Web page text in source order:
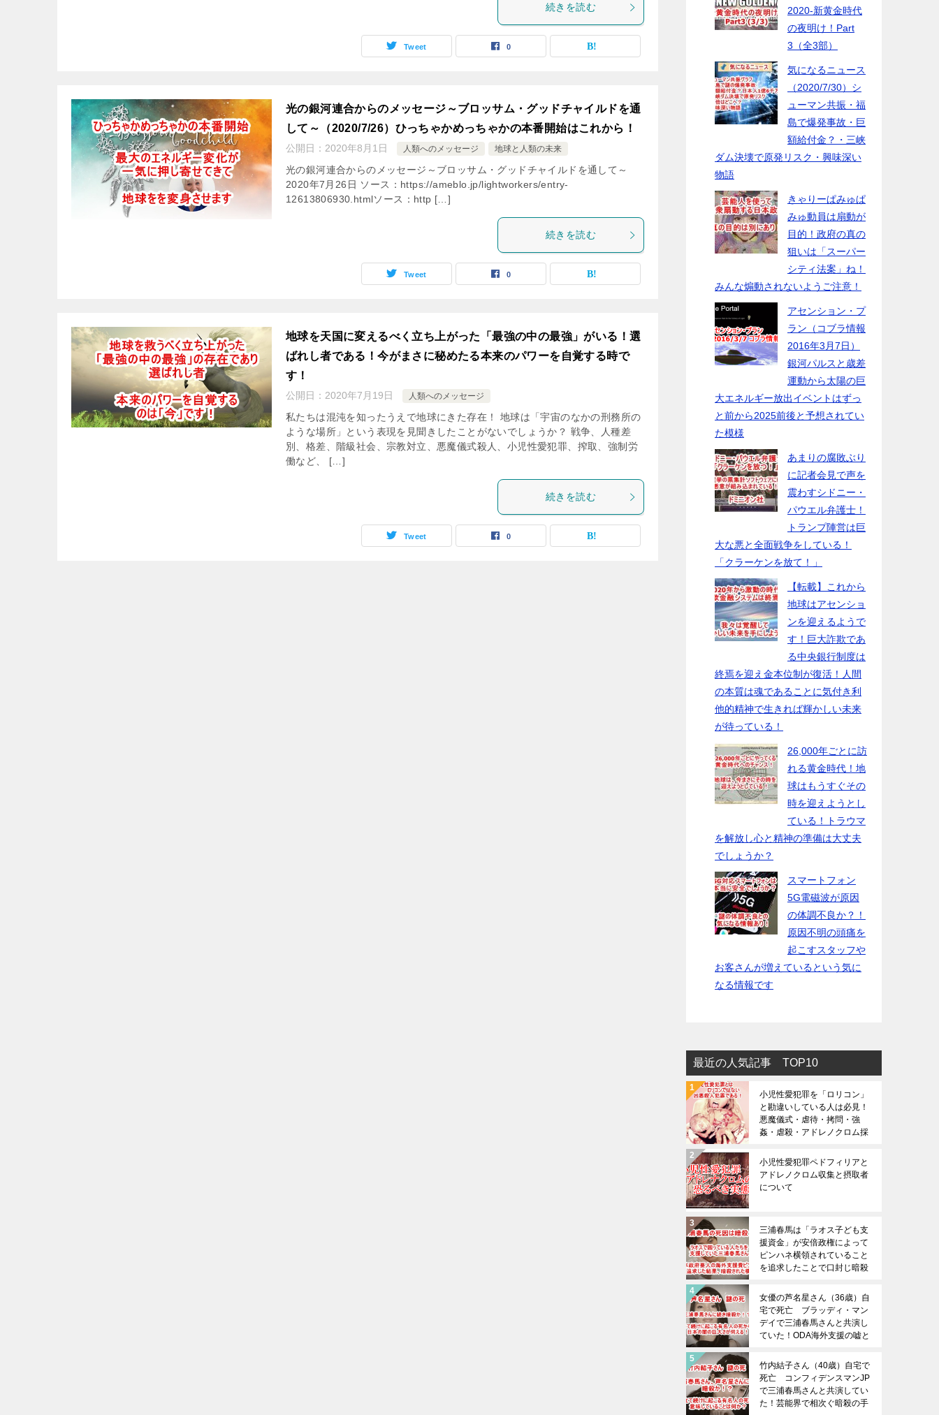
続きを読む
Tweet 0
光の銀河連合からのメッセージ～ブロッサム・グッドチャイルドを通
して～（2020/7/26）ひっちゃかめっちゃかの本番開始はこれから！
公開日： 2020年8月1日 人類へのメッセージ 地球と人類の未来
光の銀河連合からのメッセージ～ブロッサム・グッドチャイルドを通して～
2020年7月26日 ソース：https://ameblo.jp/lightworkers/entry-
12613806930.htmlソース：http […]
続きを読む
Tweet 0
地球を天国に変えるべく立ち上がった「最強の中の最強」がいる！選
ばれし者である！今がまさに秘めたる本来のパワーを自覚する時で
す！
公開日： 2020年7月19日 人類へのメッセージ
私たちは混沌を知ったうえで地球にきた存在！ 地球は「宇宙のなかの刑務所の
ような場所」という表現を見聞きしたことがないでしょうか？ 戦争、人種差
別、格差、階級社会、宗教対立、悪魔儀式殺人、小児性愛犯罪、搾取、強制労
働など、 […]
続きを読む
Tweet 0
2020-新黄金時代
の夜明け！Part
3（全3部）
気になるニュース
（2020/7/30）シ
ューマン共振・福
島で爆発事故・巨
額給付金？・三峡
ダム決壊で原発リスク・興味深い
物語
きゃりーぱみゅぱ
みゅ動員は扇動が
目的！政府の真の
狙いは「スーパー
シティ法案」ね！
みんな煽動されないようご注意！
アセンション・プ
ラン（コブラ情報
2016年3月7日）
銀河パルスと歳差
運動から太陽の巨
大エネルギー放出イベントはずっ
と前から2025前後と予想されてい
た模様
あまりの腐敗ぶり
に記者会見で声を
震わすシドニー・
パウエル弁護士！
トランプ陣営は巨
大な悪と全面戦争をしている！
「クラーケンを放て！」
【転載】これから
地球はアセンショ
ンを迎えるようで
す！巨大詐欺であ
る中央銀行制度は
終焉を迎え金本位制が復活！人間
の本質は魂であることに気付き利
他的精神で生きれば輝かしい未来
が待っている！
26,000年ごとに訪
れる黄金時代！地
球はもうすぐその
時を迎えようとし
ている！トラウマ
を解放し心と精神の準備は大丈夫
でしょうか？
スマートフォン
5G電磁波が原因
の体調不良か？！
原因不明の頭痛を
起こすスタッフや
お客さんが増えているという気に
なる情報です
最近の人気記事 TOP10
小児性愛犯罪を「ロリコン」
と勘違いしている人は必見！
悪魔儀式・虐待・拷問・強
姦・虐殺・アドレノクロム採
（※閲覧注意）
小児性愛犯罪ペドフィリアと
アドレノクロム収集と摂取者
について
三浦春馬は「ラオス子ども支
援資金」が安倍政権によって
ピンハネ横領されていること
を追求したことで口封じ暗殺
にしてはならない！！日本政
府の腐り具合は想像以上であ
る！
女優の芦名星さん（36歳）自
宅で死亡 ブラッディ・マン
デイで三浦春馬さんと共演し
ていた！ODA海外支援の嘘と
竹内結子さん（40歳）自宅で
死亡 コンフィデンスマンJP
で三浦春馬さんと共演してい
た！芸能界で相次ぐ暗殺の手